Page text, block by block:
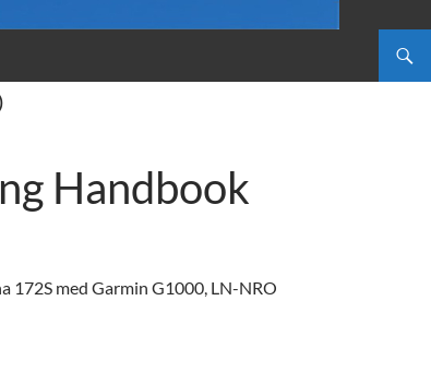
Handbook
172S med Garmin G1000, LN-NRO